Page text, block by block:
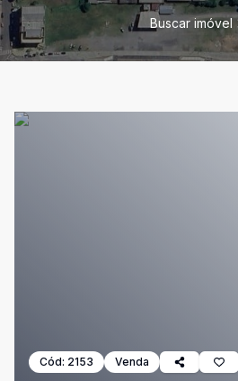
Buscar imóvel
Cód: 2153 Venda